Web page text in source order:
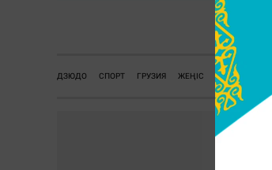
ДЗЮДО СПОРТ ГРУЗИЯ ЖЕҢІС